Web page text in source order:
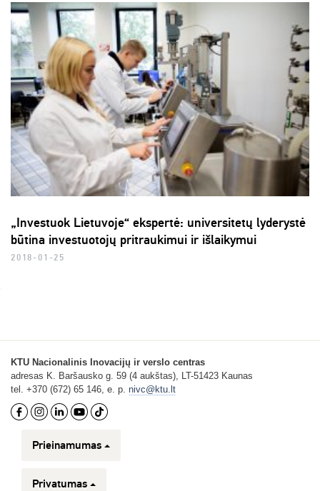
„Investuok Lietuvoje“ ekspertė: universitetų lyderystė
būtina investuotojų pritraukimui ir išlaikymui
2018-01-25
KTU Nacionalinis Inovacijų ir verslo centras
adresas K. Baršausko g. 59 (4 aukštas), LT-51423 Kaunas
tel. +370 (672) 65 146, e. p. nivc@ktu.lt
Prieinamumas
Privatumas